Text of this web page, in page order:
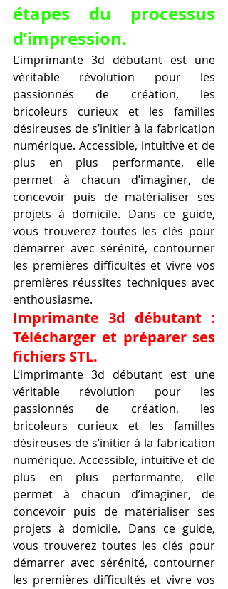
étapes du processus
d’impression.
L’imprimante 3d débutant est une
véritable révolution pour les
passionnés de création, les
bricoleurs curieux et les familles
désireuses de s’initier à la fabrication
numérique. Accessible, intuitive et de
plus en plus performante, elle
permet à chacun d’imaginer, de
concevoir puis de matérialiser ses
projets à domicile. Dans ce guide,
vous trouverez toutes les clés pour
démarrer avec sérénité, contourner
les premières difficultés et vivre vos
premières réussites techniques avec
enthousiasme.
Imprimante 3d débutant :
Télécharger et préparer ses
fichiers STL.
L’imprimante 3d débutant est une
véritable révolution pour les
passionnés de création, les
bricoleurs curieux et les familles
désireuses de s’initier à la fabrication
numérique. Accessible, intuitive et de
plus en plus performante, elle
permet à chacun d’imaginer, de
concevoir puis de matérialiser ses
projets à domicile. Dans ce guide,
vous trouverez toutes les clés pour
démarrer avec sérénité, contourner
les premières difficultés et vivre vos